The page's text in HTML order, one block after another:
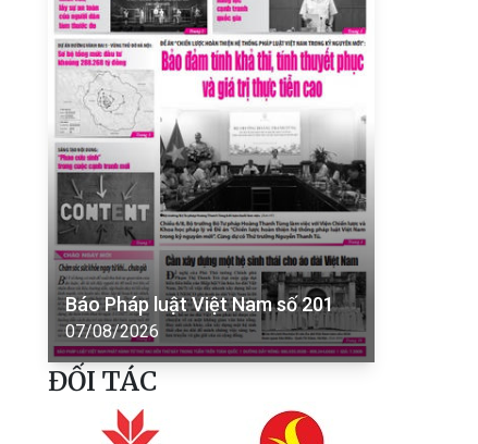
Báo Pháp luật Việt Nam số 201
07/08/2026
ĐỐI TÁC